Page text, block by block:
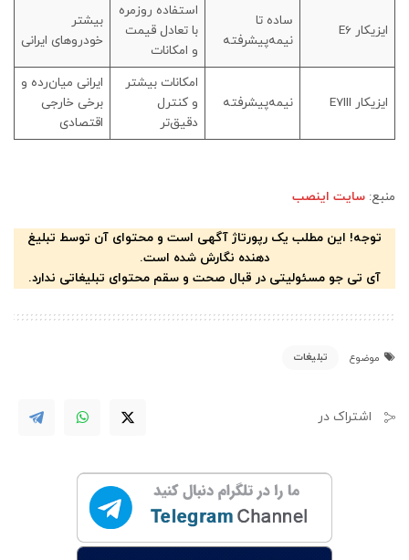
ایزیکار E6
ساده تا
نیمه‌پیشرفته
استفاده روزمره
با تعادل قیمت
و امکانات
بیشتر
خودروهای ایرانی
ایزیکار E7III نیمه‌پیشرفته
امکانات بیشتر
و کنترل
دقیق‌تر
ایرانی میان‌رده و
برخی خارجی
اقتصادی
منبع: سایت اینصب
توجه! این مطلب یک رپورتاژ آگهی است و محتوای آن توسط تبلیغ
دهنده نگارش شده است.
آی تی جو مسئولیتی در قبال صحت و سقم محتوای تبلیغاتی ندارد.
موضوع تبلیغات
اشتراک در